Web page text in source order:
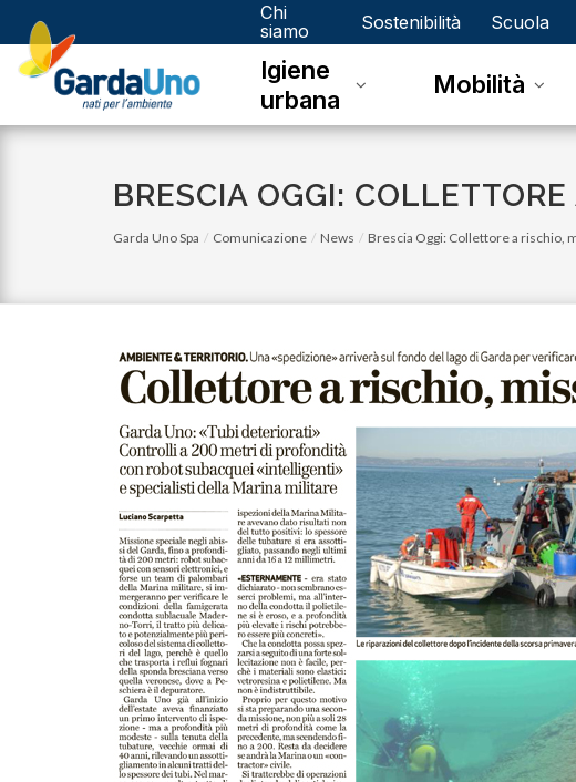
Gardauno
Spa
Chi
siamo
Sostenibilità Scuola
Igiene
urbana
Mobilità
BRESCIA OGGI:
Garda Uno Spa Comunicazione News Brescia Oggi: Collettore a rischio,
lunedì 03 luglio 2023
A Salò la quota di differenziata ha raggiunto
una media del 77%